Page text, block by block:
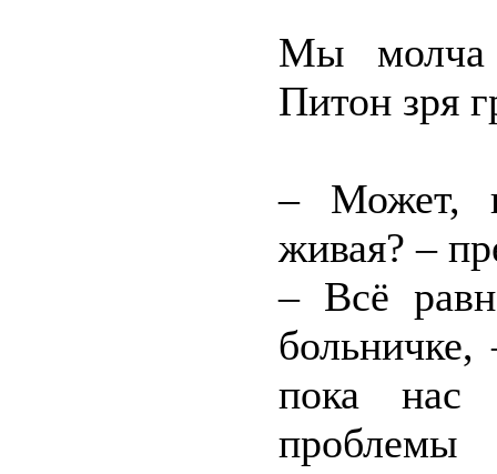
Мы молча
Питон зря
– Может,
живая? –
– Всё
пока
проблемы